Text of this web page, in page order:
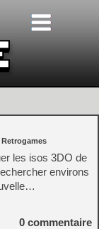
Retrogames
les isos 3DO de
environs
0 commentaire